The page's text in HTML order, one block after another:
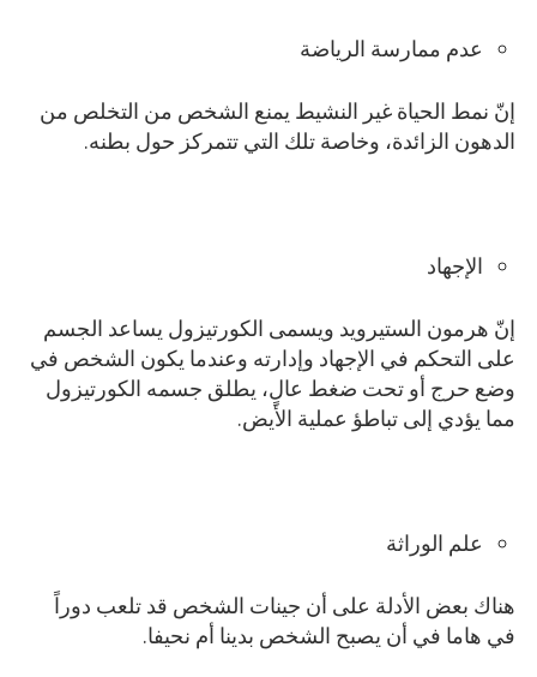
عدم ممارسة الرياضة
إنّ نمط الحياة غير النشيط يمنع الشخص من التخلص من
الدهون الزائدة، وخاصة تلك التي تتمركز حول بطنه.
الإجهاد
إنّ هرمون الستيرويد ويسمى الكورتيزول يساعد الجسم
على التحكم في الإجهاد وإدارته وعندما يكون الشخص في
وضع حرج أو تحت ضغط عالٍ، يطلق جسمه الكورتيزول
مما يؤدي إلى تباطؤ عملية الأيض.
علم الوراثة
هناك بعض الأدلة على أن جينات الشخص قد تلعب دوراً
في هاما في أن يصبح الشخص بدينا أم نحيفا.